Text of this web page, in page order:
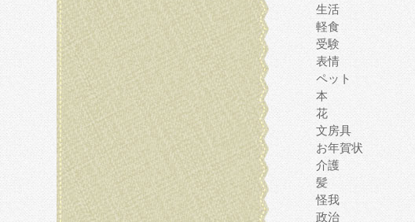
生活
軽食
受験
表情
ペット
本
花
文房具
お年賀状
介護
髪
怪我
政治